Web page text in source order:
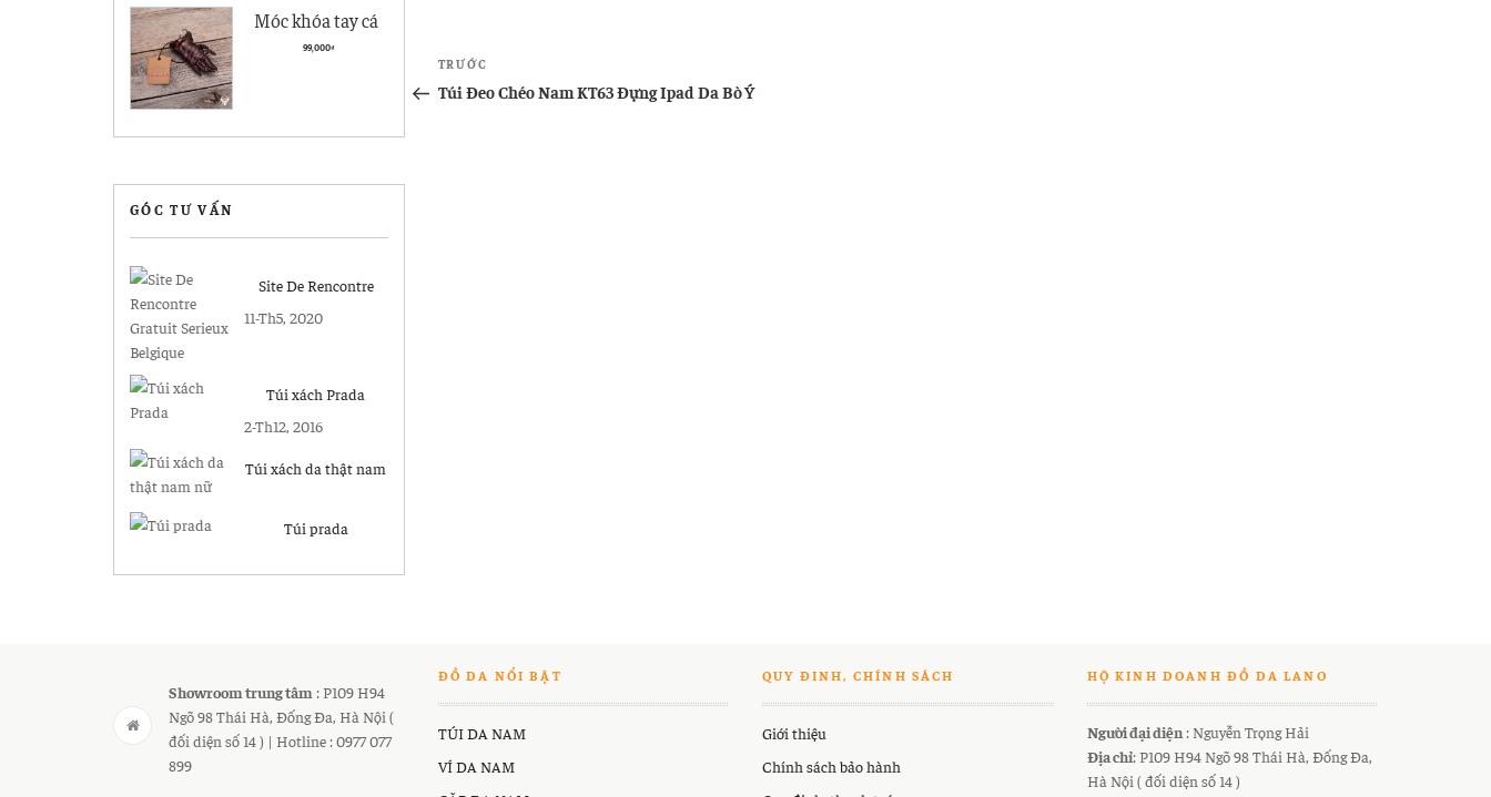
Điều
hướng
Bài
cũ
TRƯỚC
Túi Đeo Chéo Nam KT63 Đựng Ipad Da Bò Ý
Móc khóa tay cá
sấu Hà Nội giá rẻ
99,000₫
GÓC TƯ VẤN
Site De Rencontre
Gratuit Serieux
11-Th5, 2020
Túi xách Prada
2-Th12, 2016
Túi xách da thật nam
Túi prada
Showroom trung tâm : P109 H94
Ngõ 98 Thái Hà, Đống Đa, Hà Nội (
đối diện số 14 ) | Hotline : 0977 077
899
ĐỒ DA NỔI BẬT
TÚI DA NAM
VÍ DA NAM
QUY ĐINH, CHÍNH SÁCH
Giới thiệu
Chính sách bảo hành
HỘ KINH DOANH ĐỒ DA LANO
Người đại diện: Nguyễn Trọng Hải
Địa chỉ: P109 H94 Ngõ 98 Thái Hà, Đống Đa,
Hà Nội ( đối diện số 14 )